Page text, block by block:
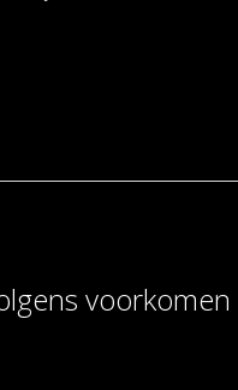
voorkomen